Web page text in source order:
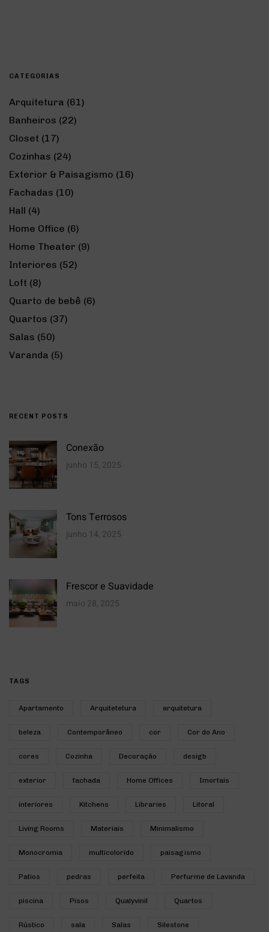
CATEGORIAS
Arquitetura (61)
Banheiros (22)
Closet (17)
Cozinhas (24)
Exterior & Paisagismo (16)
Fachadas (10)
Hall (4)
Home Office (6)
Home Theater (9)
Interiores (52)
Loft (8)
Quarto de bebê (6)
Quartos (37)
Salas (50)
Varanda (5)
RECENT POSTS
Conexão
junho 15, 2025
Tons Terrosos
junho 14, 2025
Frescor e Suavidade
maio 28, 2025
TAGS
Apartamento Arquitetetura arquitetura
beleza Contemporâneo cor Cor do Ano
cores Cozinha Decoração desigb
exterior fachada Home Offices Imortais
interiores Kitchens Libraries Litoral
Living Rooms Materiais Minimalismo
Monocromia multicolorido paisagismo
Patios pedras perfeita Perfurme de Lavanda
piscina Pisos Qualyvinil Quartos
Rústico sala Salas Silestone